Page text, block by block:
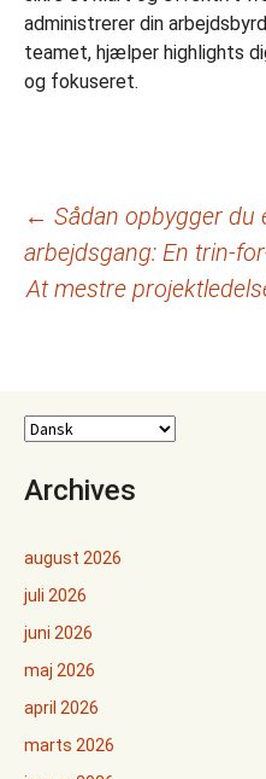
administrerer din
teamet, hjælper highlights
og fokuseret.
← Sådan opbygger du
arbejdsgang: En trin-
At mestre
Archives
august 2026
juli 2026
juni 2026
maj 2026
april 2026
marts 2026